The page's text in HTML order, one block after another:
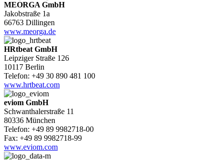
MEORGA GmbH
Jakobstraße 1a
66763 Dillingen
www.meorga.de
HRtbeat GmbH
Leipziger Straße 126
10117 Berlin
Telefon: +49 30 890 481 100
www.hrtbeat.com
eviom GmbH
Schwanthalerstraße 11
80336 München
Telefon: +49 89 9982718-00
Fax: +49 89 9982718-99
www.eviom.com